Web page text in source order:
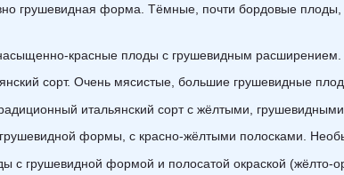
грушевидная форма. Тёмные, почти бордовые
красные плоды с грушевидным расширением.
сорт. Очень мясистые, большие грушевидные
итальянский сорт с жёлтыми,
формы, с красно-жёлтыми полосками.
с грушевидной формой и полосатой окраской (жёлто-